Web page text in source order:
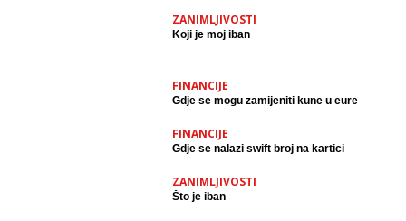
ZANIMLJIVOSTI
Koji je moj iban
FINANCIJE
Gdje se mogu zamijeniti kune u eure
FINANCIJE
Gdje se nalazi swift broj na kartici
ZANIMLJIVOSTI
Što je iban